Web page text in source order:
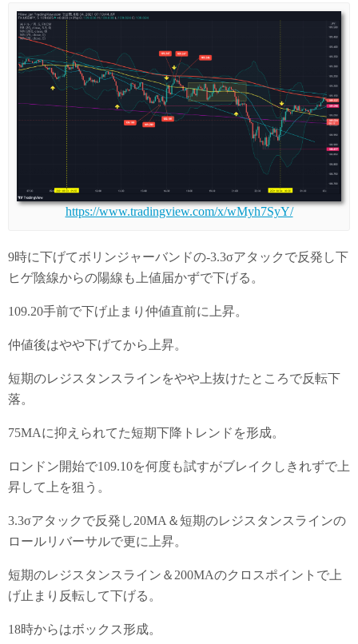
https://www.tradingview.com/x/wMyh7SyY/
9時に下げてボリンジャーバンドの-3.3σアタックで反発し下
ヒゲ陰線からの陽線も上値届かずで下げる。
109.20手前で下げ止まり仲値直前に上昇。
仲値後はやや下げてから上昇。
短期のレジスタンスラインをやや上抜けたところで反転下
落。
75MAに抑えられてた短期下降トレンドを形成。
ロンドン開始で109.10を何度も試すがブレイクしきれずで上
昇して上を狙う。
3.3σアタックで反発し20MA＆短期のレジスタンスラインの
ロールリバーサルで更に上昇。
短期のレジスタンスライン＆200MAのクロスポイントで上
げ止まり反転して下げる。
18時からはボックス形成。